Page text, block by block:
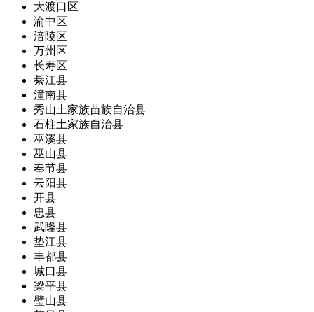
大渡口区
渝中区
涪陵区
万州区
长寿区
綦江县
潼南县
秀山土家族苗族自治县
石柱土家族自治县
巫溪县
巫山县
奉节县
云阳县
开县
忠县
武隆县
垫江县
丰都县
城口县
梁平县
璧山县